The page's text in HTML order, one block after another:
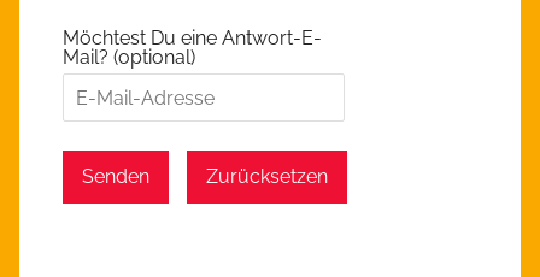
Möchtest Du eine Antwort-E-
Mail? (optional)
Senden Zurücksetzen